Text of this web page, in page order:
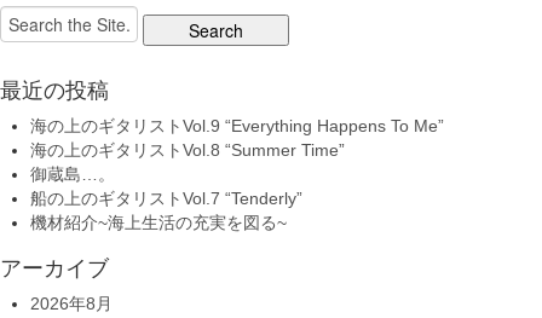
Search
for:
最近の投稿
海の上のギタリストVol.9 “Everything Happens To Me”
海の上のギタリストVol.8 “Summer Time”
御蔵島…。
船の上のギタリストVol.7 “Tenderly”
機材紹介~海上生活の充実を図る~
アーカイブ
2026年8月